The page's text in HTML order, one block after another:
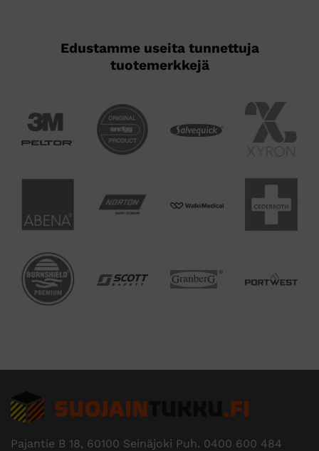
Edustamme useita tunnettuja
tuotemerkkejä
Pajantie B 18, 60100 Seinäjoki Puh. 0400 600 484